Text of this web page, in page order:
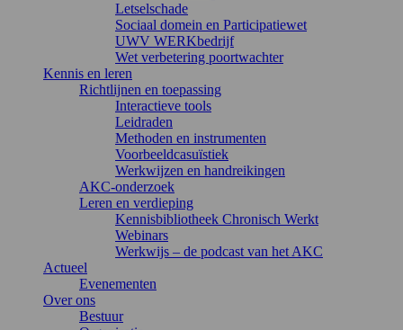
Letselschade
Sociaal domein en Participatiewet
UWV WERKbedrijf
Wet verbetering poortwachter
Kennis en leren
Richtlijnen en toepassing
Interactieve tools
Leidraden
Methoden en instrumenten
Voorbeeldcasuïstiek
Werkwijzen en handreikingen
AKC-onderzoek
Leren en verdieping
Kennisbibliotheek Chronisch Werkt
Webinars
Werkwijs – de podcast van het AKC
Actueel
Evenementen
Over ons
Bestuur